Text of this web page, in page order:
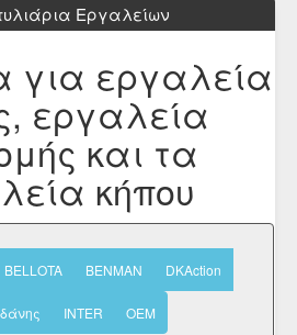
Εργαλείων
για εργαλεία
εργαλεία
και τα
κήπου
BELLOTA BENMAN DKAction
INTER OEM